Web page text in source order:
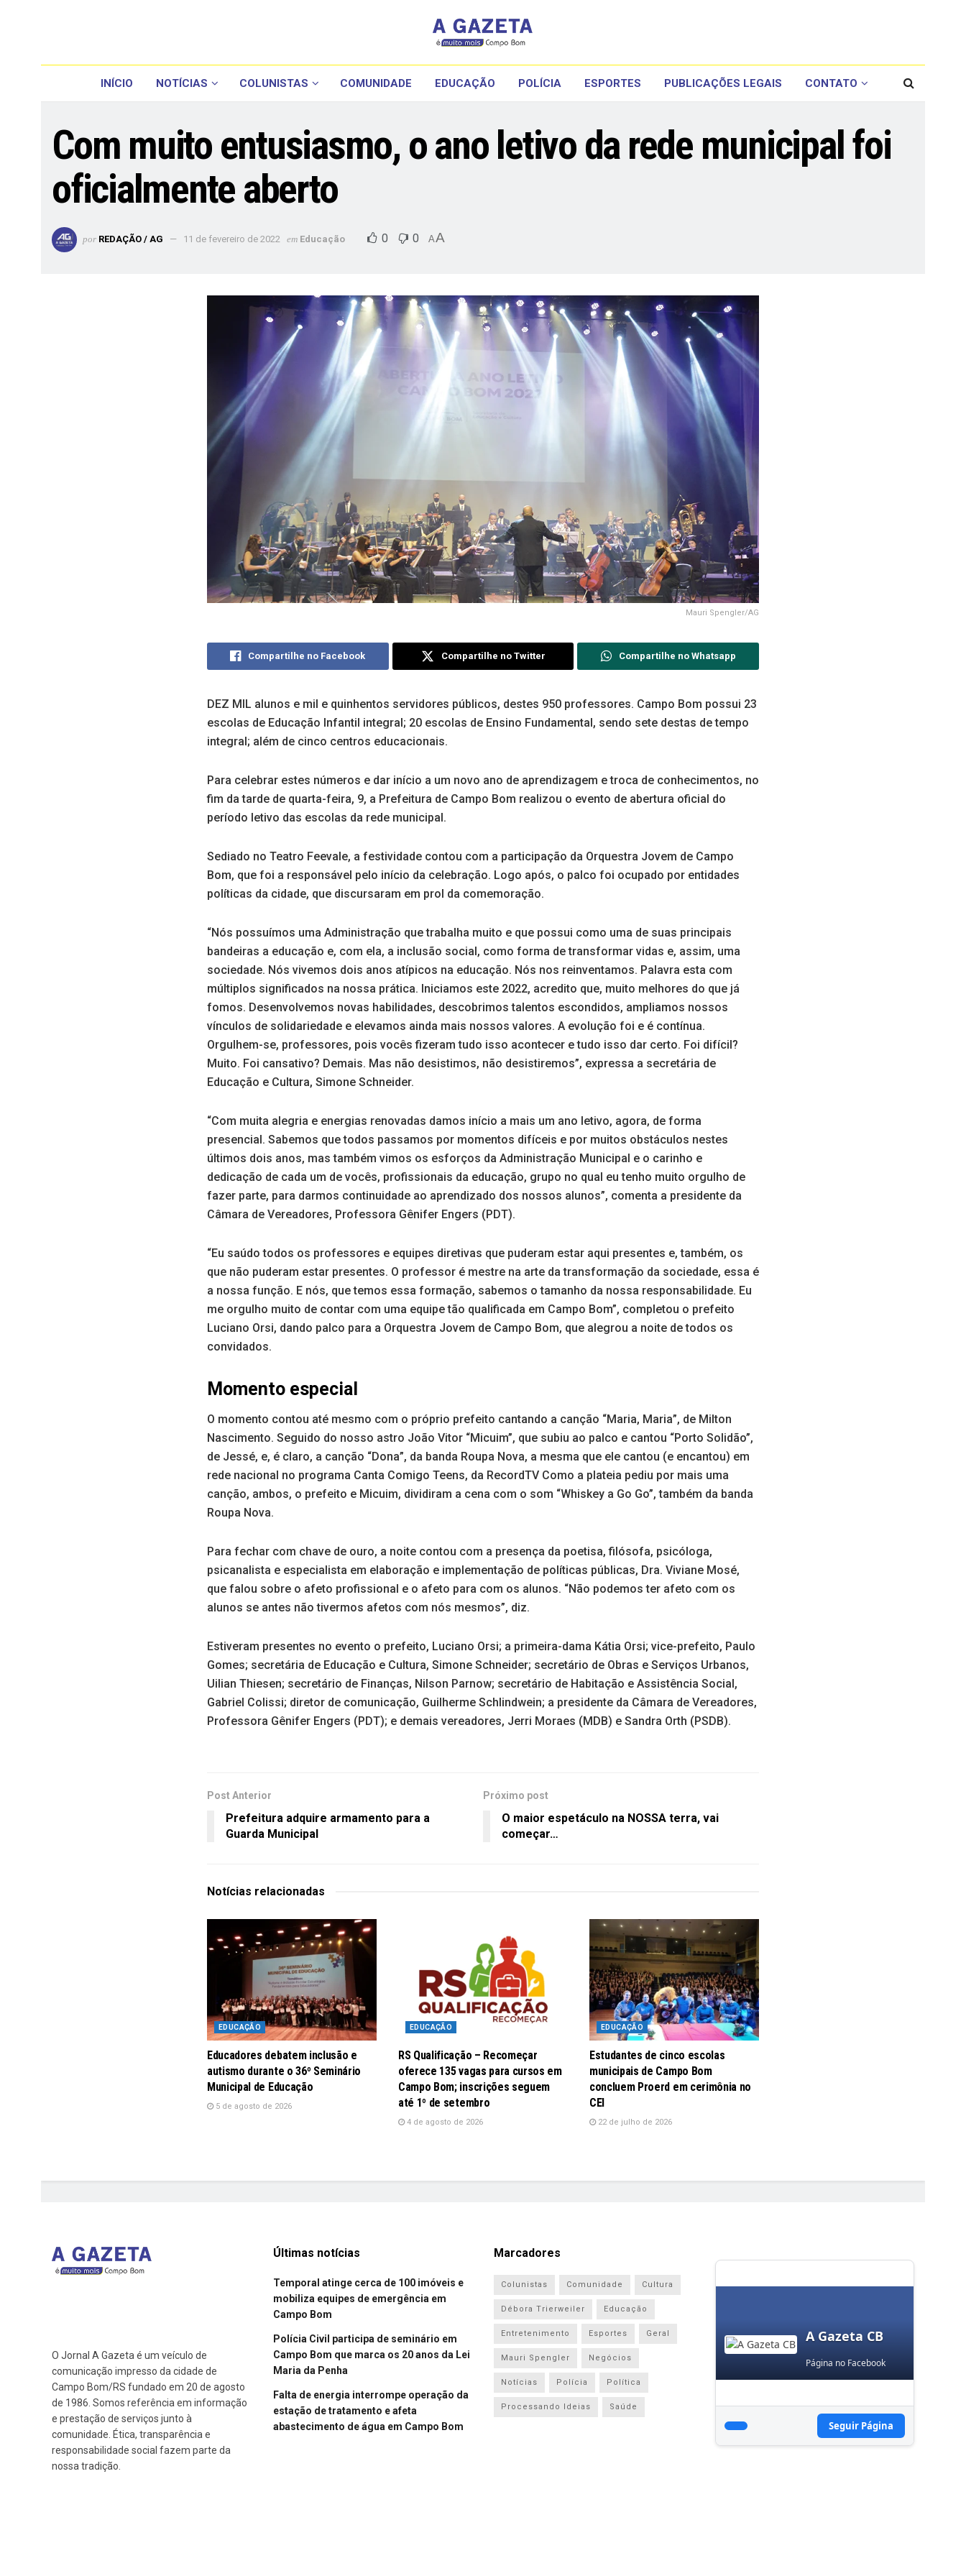
INÍCIO NOTÍCIAS COLUNISTAS COMUNIDADE EDUCAÇÃO POLÍCIA ESPORTES PUBLICAÇÕES LEGAIS CONTATO
Com muito entusiasmo, o ano letivo da rede municipal foi
oficialmente aberto
por REDAÇÃO / AG 11 de fevereiro de 2022 em Educação 0 0 AA
Mauri Spengler/AG
Compartilhe no Facebook Compartilhe no Twitter Compartilhe no Whatsapp
DEZ MIL alunos e mil e quinhentos servidores públicos, destes 950 professores. Campo Bom possui 23
escolas de Educação Infantil integral; 20 escolas de Ensino Fundamental, sendo sete destas de tempo
integral; além de cinco centros educacionais.
Para celebrar estes números e dar início a um novo ano de aprendizagem e troca de conhecimentos, no
fim da tarde de quarta-feira, 9, a Prefeitura de Campo Bom realizou o evento de abertura oficial do
período letivo das escolas da rede municipal.
Sediado no Teatro Feevale, a festividade contou com a participação da Orquestra Jovem de Campo
Bom, que foi a responsável pelo início da celebração. Logo após, o palco foi ocupado por entidades
políticas da cidade, que discursaram em prol da comemoração.
“Nós possuímos uma Administração que trabalha muito e que possui como uma de suas principais
bandeiras a educação e, com ela, a inclusão social, como forma de transformar vidas e, assim, uma
sociedade. Nós vivemos dois anos atípicos na educação. Nós nos reinventamos. Palavra esta com
múltiplos significados na nossa prática. Iniciamos este 2022, acredito que, muito melhores do que já
fomos. Desenvolvemos novas habilidades, descobrimos talentos escondidos, ampliamos nossos
vínculos de solidariedade e elevamos ainda mais nossos valores. A evolução foi e é contínua.
Orgulhem-se, professores, pois vocês fizeram tudo isso acontecer e tudo isso dar certo. Foi difícil?
Muito. Foi cansativo? Demais. Mas não desistimos, não desistiremos”, expressa a secretária de
Educação e Cultura, Simone Schneider.
“Com muita alegria e energias renovadas damos início a mais um ano letivo, agora, de forma
presencial. Sabemos que todos passamos por momentos difíceis e por muitos obstáculos nestes
últimos dois anos, mas também vimos os esforços da Administração Municipal e o carinho e
dedicação de cada um de vocês, profissionais da educação, grupo no qual eu tenho muito orgulho de
fazer parte, para darmos continuidade ao aprendizado dos nossos alunos”, comenta a presidente da
Câmara de Vereadores, Professora Gênifer Engers (PDT).
“Eu saúdo todos os professores e equipes diretivas que puderam estar aqui presentes e, também, os
que não puderam estar presentes. O professor é mestre na arte da transformação da sociedade, essa é
a nossa função. E nós, que temos essa formação, sabemos o tamanho da nossa responsabilidade. Eu
me orgulho muito de contar com uma equipe tão qualificada em Campo Bom”, completou o prefeito
Luciano Orsi, dando palco para a Orquestra Jovem de Campo Bom, que alegrou a noite de todos os
convidados.
Momento especial
O momento contou até mesmo com o próprio prefeito cantando a canção “Maria, Maria”, de Milton
Nascimento. Seguido do nosso astro João Vitor “Micuim”, que subiu ao palco e cantou “Porto Solidão”,
de Jessé, e, é claro, a canção “Dona”, da banda Roupa Nova, a mesma que ele cantou (e encantou) em
rede nacional no programa Canta Comigo Teens, da RecordTV Como a plateia pediu por mais uma
canção, ambos, o prefeito e Micuim, dividiram a cena com o som “Whiskey a Go Go”, também da banda
Roupa Nova.
Para fechar com chave de ouro, a noite contou com a presença da poetisa, filósofa, psicóloga,
psicanalista e especialista em elaboração e implementação de políticas públicas, Dra. Viviane Mosé,
que falou sobre o afeto profissional e o afeto para com os alunos. “Não podemos ter afeto com os
alunos se antes não tivermos afetos com nós mesmos”, diz.
Estiveram presentes no evento o prefeito, Luciano Orsi; a primeira-dama Kátia Orsi; vice-prefeito, Paulo
Gomes; secretária de Educação e Cultura, Simone Schneider; secretário de Obras e Serviços Urbanos,
Uilian Thiesen; secretário de Finanças, Nilson Parnow; secretário de Habitação e Assistência Social,
Gabriel Colissi; diretor de comunicação, Guilherme Schlindwein; a presidente da Câmara de Vereadores,
Professora Gênifer Engers (PDT); e demais vereadores, Jerri Moraes (MDB) e Sandra Orth (PSDB).
Post Anterior
Prefeitura adquire armamento para a
Guarda Municipal
Próximo post
O maior espetáculo na NOSSA terra, vai
começar…
Notícias relacionadas
EDUCAÇÃO
Educadores debatem inclusão e
autismo durante o 36º Seminário
Municipal de Educação
5 de agosto de 2026
EDUCAÇÃO
RS Qualificação – Recomeçar
oferece 135 vagas para cursos em
Campo Bom; inscrições seguem
até 1º de setembro
4 de agosto de 2026
EDUCAÇÃO
Estudantes de cinco escolas
municipais de Campo Bom
concluem Proerd em cerimônia no
CEI
22 de julho de 2026
O Jornal A Gazeta é um veículo de
comunicação impresso da cidade de
Campo Bom/RS fundado em 20 de agosto
de 1986. Somos referência em informação
e prestação de serviços junto à
comunidade. Ética, transparência e
responsabilidade social fazem parte da
nossa tradição.
Últimas notícias
Temporal atinge cerca de 100 imóveis e
mobiliza equipes de emergência em
Campo Bom
Polícia Civil participa de seminário em
Campo Bom que marca os 20 anos da Lei
Maria da Penha
Falta de energia interrompe operação da
estação de tratamento e afeta
abastecimento de água em Campo Bom
Marcadores
Colunistas Comunidade Cultura
Débora Trierweiler Educação
Entretenimento Esportes Geral
Mauri Spengler Negócios
Notícias Polícia Política
Processando Ideias Saúde
A Gazeta CB
Página no Facebook
Seguir Página